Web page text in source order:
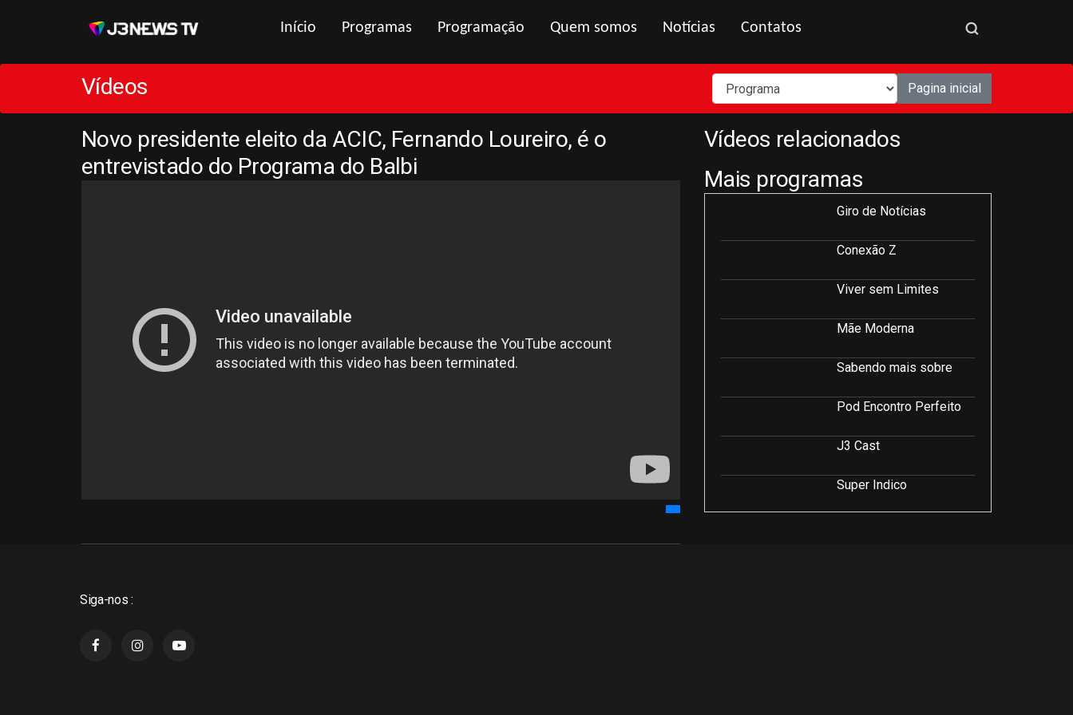
Início Programas Programação Quem somos Notícias Contatos
Vídeos Pagina inicial
Novo presidente eleito da ACIC, Fernando Loureiro, é o
entrevistado do Programa do Balbi
Vídeos relacionados
Mais programas
Giro de Notícias
Conexão Z
Viver sem Limites
Mãe Moderna
Sabendo mais sobre
Pod Encontro Perfeito
J3 Cast
Super Indico
Siga-nos :